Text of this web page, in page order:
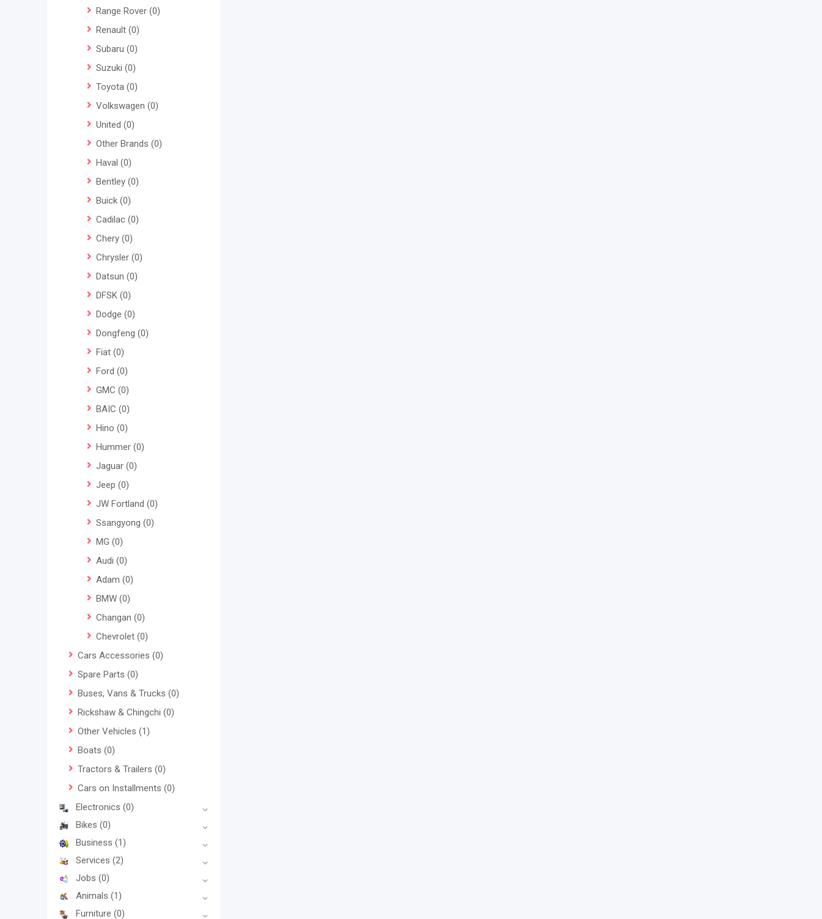
Range Rover (0)
Renault (0)
Subaru (0)
Suzuki (0)
Toyota (0)
Volkswagen (0)
United (0)
Other Brands (0)
Haval (0)
Bentley (0)
Buick (0)
Cadilac (0)
Chery (0)
Chrysler (0)
Datsun (0)
DFSK (0)
Dodge (0)
Dongfeng (0)
Fiat (0)
Ford (0)
GMC (0)
BAIC (0)
Hino (0)
Hummer (0)
Jaguar (0)
Jeep (0)
JW Fortland (0)
Ssangyong (0)
MG (0)
Audi (0)
Adam (0)
BMW (0)
Changan (0)
Chevrolet (0)
Cars Accessories (0)
Spare Parts (0)
Buses, Vans & Trucks (0)
Rickshaw & Chingchi (0)
Other Vehicles (1)
Boats (0)
Tractors & Trailers (0)
Cars on Installments (0)
Electronics (0)
Bikes (0)
Business (1)
Services (2)
Jobs (0)
Animals (1)
Furniture (0)